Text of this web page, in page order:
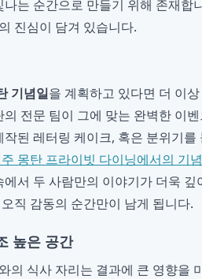
는 순간으로 만들기 위해 존재합
진심이 담겨 있습니다.
기념일을 계획하고 있다면 더 이
전문 팀이 그에 맞는 완벽한 이
된 레터링 케이크, 혹은 분위기
몽탄 프라이빗 다이닝에서의 기
서 두 사람만의 이야기가 더욱
직 감동의 순간만이 남게 됩니다.
높은 공간
의 식사 자리는 결과에 큰 영향을